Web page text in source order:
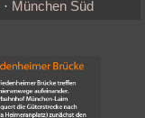
· München Süd